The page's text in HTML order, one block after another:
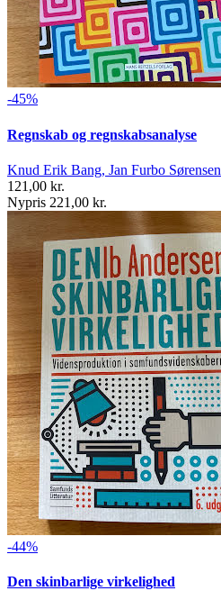
-45%
Regnskab og regnskabsanalyse
Knud Erik Bang, Jan Furbo Sørensen
121,00 kr.
Nypris 221,00 kr.
-44%
Den skinbarlige virkelighed